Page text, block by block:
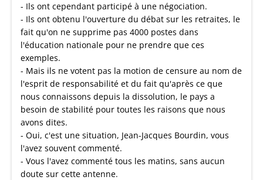
- Ils ont cependant participé à une négociation.
- Ils ont obtenu l'ouverture du débat sur les retraites, le
fait qu'on ne supprime pas 4000 postes dans
l'éducation nationale pour ne prendre que ces
exemples.
- Mais ils ne votent pas la motion de censure au nom de
l'esprit de responsabilité et du fait qu'après ce que
nous connaissons depuis la dissolution, le pays a
besoin de stabilité pour toutes les raisons que nous
avons dites.
- Oui, c'est une situation, Jean-Jacques Bourdin, vous
l'avez souvent commenté.
- Vous l'avez commenté tous les matins, sans aucun
doute sur cette antenne.